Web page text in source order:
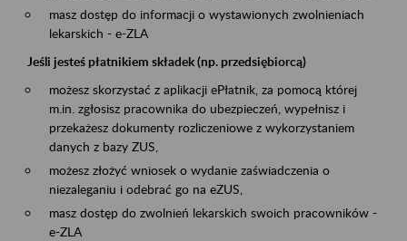
masz dostęp do informacji o wystawionych zwolnieniach
lekarskich - e-ZLA
Jeśli jesteś płatnikiem składek (np. przedsiębiorcą)
możesz skorzystać z aplikacji ePłatnik, za pomocą której
m.in. zgłosisz pracownika do ubezpieczeń, wypełnisz i
przekażesz dokumenty rozliczeniowe z wykorzystaniem
danych z bazy ZUS,
możesz złożyć wniosek o wydanie zaświadczenia o
niezaleganiu i odebrać go na eZUS,
masz dostęp do zwolnień lekarskich swoich pracowników -
e-ZLA